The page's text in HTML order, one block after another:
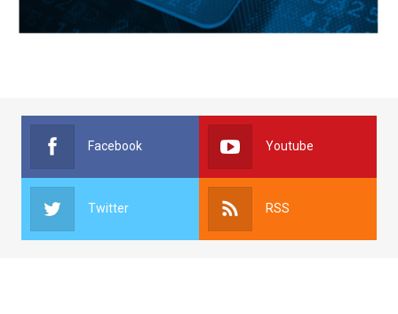
Facebook Youtube
Twitter RSS